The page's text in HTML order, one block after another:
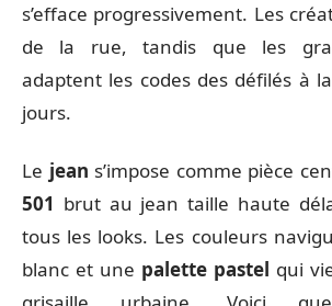
s’efface progressivement. Les
de la rue, tandis que les
adaptent les codes des défilés à
jours.
Le jean s’impose comme pièce
501 brut au jean taille haute
tous les looks. Les couleurs
blanc et une palette pastel qui